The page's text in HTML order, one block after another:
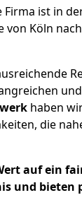
ist in
von Köln
und
haben
die
auf ein
und bieten